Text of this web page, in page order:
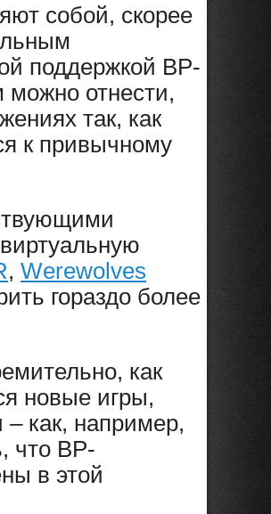
собой, скорее
поддержкой ВР-
отнести,
так, как
к привычному
, Werewolves
гораздо более
как
новые игры,
– как, например,
что ВР-
в этой